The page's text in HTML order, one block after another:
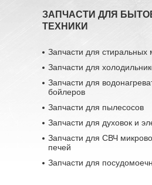
ЗАПЧАСТИ ДЛЯ
ТЕХНИКИ
Запчасти для стиральных
Запчасти для
Запчасти для
бойлеров
Запчасти для пылесосов
Запчасти для духовок и
Запчасти для СВЧ
печей
Запчасти для